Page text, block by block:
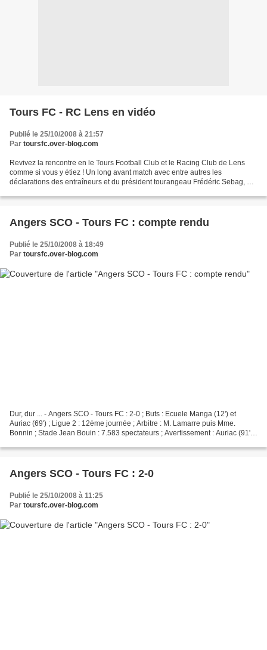
Tours FC - RC Lens en vidéo
Publié le 25/10/2008 à 21:57
Par toursfc.over-blog.com
Revivez la rencontre en le Tours Football Club et le Racing Club de Lens
comme si vous y étiez ! Un long avant match avec entre autres les
déclarations des entraîneurs et du président tourangeau Frédéric Sebag, et
Angers SCO - Tours FC : compte rendu
Publié le 25/10/2008 à 18:49
Par toursfc.over-blog.com
Dur, dur ... - Angers SCO - Tours FC : 2-0 ; Buts : Ecuele Manga (12') et
Auriac (69') ; Ligue 2 : 12ème journée ; Arbitre : M. Lamarre puis Mme.
Bonnin ; Stade Jean Bouin : 7.583 spectateurs ; Avertissement : Auriac (91')
Angers SCO - Tours FC : 2-0
Publié le 25/10/2008 à 11:25
Par toursfc.over-blog.com